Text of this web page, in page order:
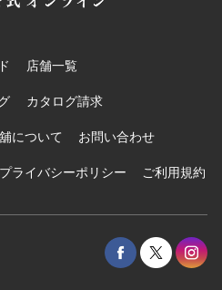
店舗一覧
カタログ請求
について お問い合わせ
プライバシーポリシー ご利用規約